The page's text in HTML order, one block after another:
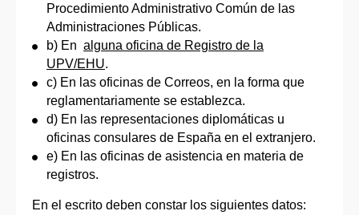
Procedimiento Administrativo Común de las
Administraciones Públicas.
b) En alguna oficina de Registro de la
UPV/EHU.
c) En las oficinas de Correos, en la forma que
reglamentariamente se establezca.
d) En las representaciones diplomáticas u
oficinas consulares de España en el extranjero.
e) En las oficinas de asistencia en materia de
registros.
En el escrito deben constar los siguientes datos: